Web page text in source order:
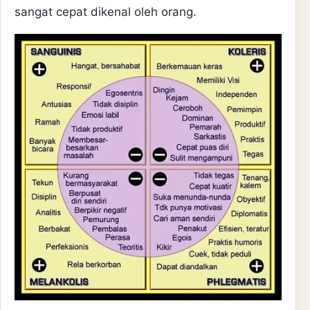
sangat cepat dikenal oleh orang.